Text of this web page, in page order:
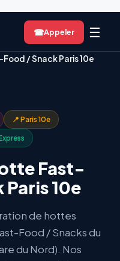
☎ ☰
/ Snack Paris 10e
📍 Paris 10e
Fast-
10e
de hottes
Food / Snacks du
du Nord). Nos